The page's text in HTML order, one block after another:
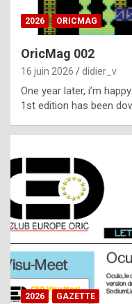
2026 ORICMAG
OricMag 002
16 juin 2026 didier_v
One year later, i’m
1st edition has been
2026 GAZETTE